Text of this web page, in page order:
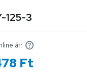
125-3
ár:
Ft